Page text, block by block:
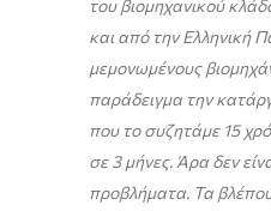
του βιομηχανικού
και από την Ελληνική
μεμονωμένους
παράδειγμα την
που το συζητάμε 15
σε 3 μήνες. Άρα δεν
προβλήματα. Τα